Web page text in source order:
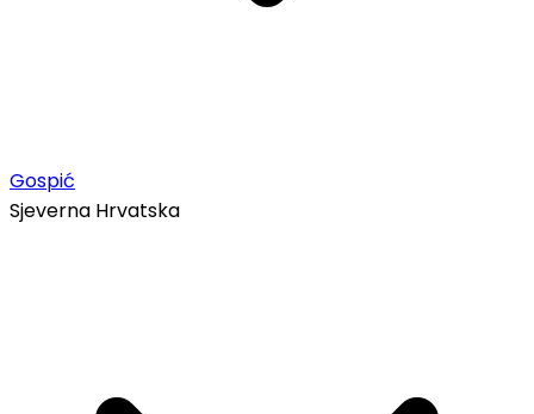
Gospić
Sjeverna Hrvatska